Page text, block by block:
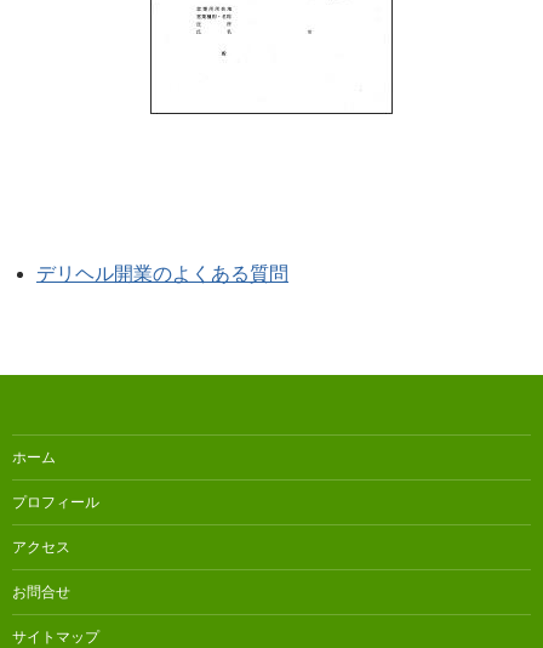
デリヘル開業のよくある質問
ホーム
プロフィール
アクセス
お問合せ
サイトマップ